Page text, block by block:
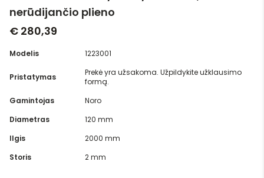
nerūdijančio plieno
€ 280,39
Modelis 1223001
Pristatymas
Prekė yra užsakoma. Užpildykite užklausimo
formą.
Gamintojas
Noro
Diametras
120 mm
Ilgis
2000 mm
Storis
2 mm